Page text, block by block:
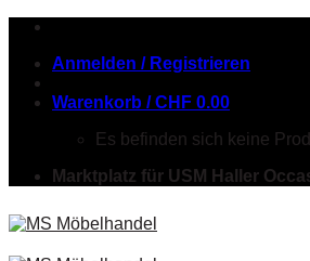
Skip
contentAnmelden / Registrieren
Warenkorb /CHF 0.00
Es befinden sich keine
Marktplatz für USM Haller